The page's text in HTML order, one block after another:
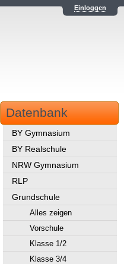
Einloggen
Datenbank
BY Gymnasium
BY Realschule
NRW Gymnasium
RLP
Grundschule
Alles zeigen
Vorschule
Klasse 1/2
Klasse 3/4